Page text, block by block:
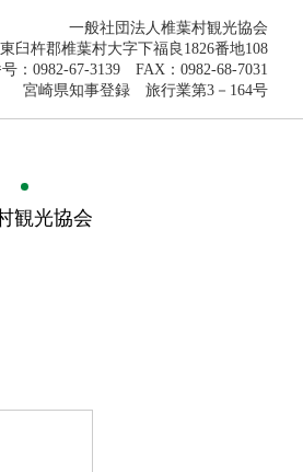
一般社団法人椎葉村観光協会
臼杵郡椎葉村大字下福良1826番地108
：0982-67-3139 FAX：0982-68-7031
宮崎県知事登録 旅行業第3－164号
観光協会